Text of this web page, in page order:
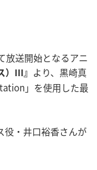
放送開始となるアニ
）III』
より、黒崎真
」を使用した最
役・井口裕香さんが